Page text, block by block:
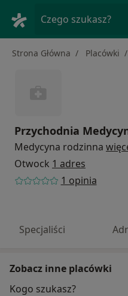
Czego szukasz?
Strona Główna Placówki
Przychodnia
Medycyna rodzinna
Otwock 1 adres
1 opinia
Specjaliści
Zobacz inne placówki
Kogo szukasz?